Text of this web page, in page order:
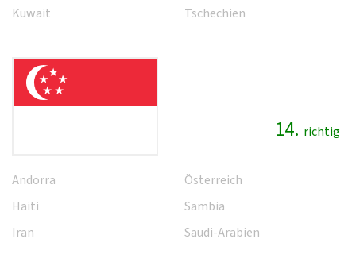
Kuwait
Tschechien
14. richtig
Andorra
Haiti
Iran
Österreich
Sambia
Saudi-Arabien